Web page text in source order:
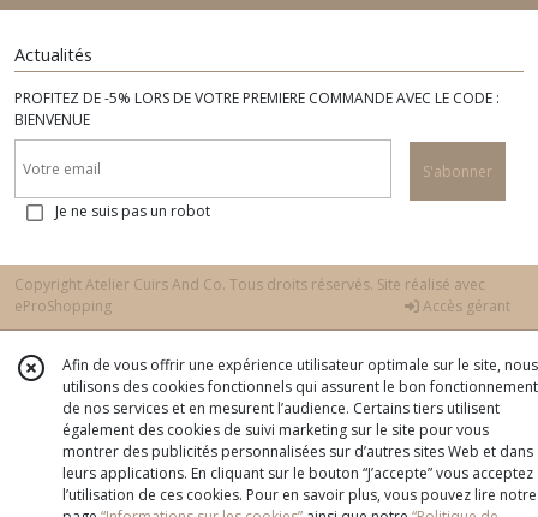
Actualités
PROFITEZ DE -5% LORS DE VOTRE PREMIERE COMMANDE AVEC LE CODE :
BIENVENUE
S'abonner
Je ne suis pas un robot
Copyright Atelier Cuirs And Co. Tous droits réservés. Site réalisé avec
eProShopping
Accès gérant
Afin de vous offrir une expérience utilisateur optimale sur le site, nous
utilisons des cookies fonctionnels qui assurent le bon fonctionnement
de nos services et en mesurent l’audience. Certains tiers utilisent
également des cookies de suivi marketing sur le site pour vous
montrer des publicités personnalisées sur d’autres sites Web et dans
leurs applications. En cliquant sur le bouton “J’accepte” vous acceptez
l’utilisation de ces cookies. Pour en savoir plus, vous pouvez lire notre